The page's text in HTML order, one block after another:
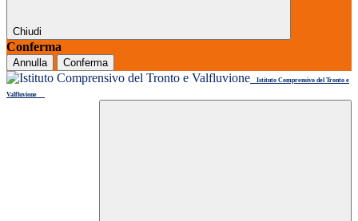
Chiudi
Conferma
Annulla Conferma
Istituto Comprensivo del Tronto e
Valfluvione